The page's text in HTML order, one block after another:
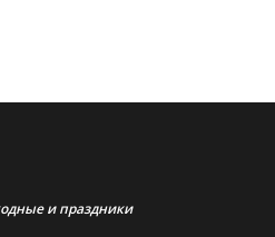
и праздники